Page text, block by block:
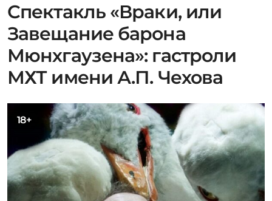
Спектакль «Враки, или
Завещание барона
Мюнхгаузена»: гастроли
МХТ имени А.П. Чехова
18+